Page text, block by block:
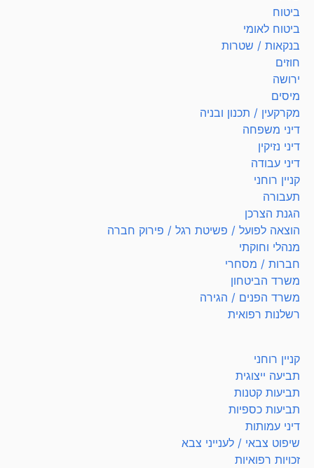
ביטוח
ביטוח לאומי
בנקאות / שטרות
חוזים
ירושה
מיסים
מקרקעין / תכנון ובניה
דיני משפחה
דיני נזיקין
דיני עבודה
קניין רוחני
תעבורה
הגנת הצרכן
הוצאה לפועל / פשיטת רגל / פירוק חברה
מנהלי וחוקתי
חברות / מסחרי
משרד הביטחון
משרד הפנים / הגירה
רשלנות רפואית
קניין רוחני
תביעה ייצוגית
תביעות קטנות
תביעות כספיות
דיני עמותות
שיפוט צבאי / לענייני צבא
זכויות רפואיות